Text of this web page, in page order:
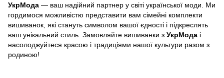
УкрМода — ваш надійний партнер у світі української моди. Ми
гордимося можливістю представити вам сімейні комплекти
вишиванок, які стануть символом вашої єдності і підкреслять
ваш унікальний стиль. Замовляйте вишиванки з УкрМода і
насолоджуйтеся красою і традиціями нашої культури разом з
родиною!